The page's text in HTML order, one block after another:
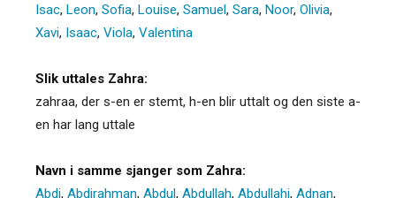
Isac, Leon, Sofia, Louise, Samuel, Sara, Noor, Olivia,
Xavi, Isaac, Viola, Valentina
Slik uttales Zahra:
zahraa, der s-en er stemt, h-en blir uttalt og den siste a-
en har lang uttale
Navn i samme sjanger som Zahra:
Abdi, Abdirahman, Abdul, Abdullah, Abdullahi, Adnan,